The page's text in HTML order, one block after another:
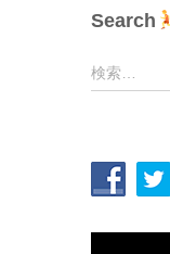
Search
検
索
検索…